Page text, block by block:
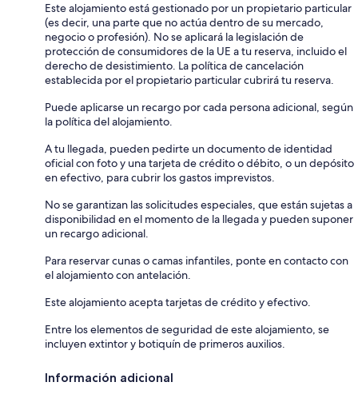
Este alojamiento está gestionado por un propietario particular
(es decir, una parte que no actúa dentro de su mercado,
negocio o profesión). No se aplicará la legislación de
protección de consumidores de la UE a tu reserva, incluido el
derecho de desistimiento. La política de cancelación
establecida por el propietario particular cubrirá tu reserva.
Puede aplicarse un recargo por cada persona adicional, según
la política del alojamiento.
A tu llegada, pueden pedirte un documento de identidad
oficial con foto y una tarjeta de crédito o débito, o un depósito
en efectivo, para cubrir los gastos imprevistos.
No se garantizan las solicitudes especiales, que están sujetas a
disponibilidad en el momento de la llegada y pueden suponer
un recargo adicional.
Para reservar cunas o camas infantiles, ponte en contacto con
el alojamiento con antelación.
Este alojamiento acepta tarjetas de crédito y efectivo.
Entre los elementos de seguridad de este alojamiento, se
incluyen extintor y botiquín de primeros auxilios.
Información adicional